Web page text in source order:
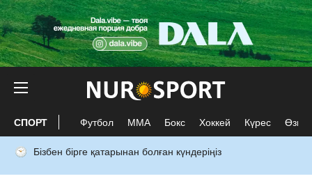
СПОРТ Футбол ММА Бокс Хоккей Күрес Өзге
Бізбен бірге қатарынан болған күндеріңіз